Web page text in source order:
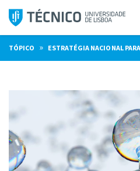
Saltar
para
o
conteúdo
TÓPICO » ESTRATÉGIA NACIONAL